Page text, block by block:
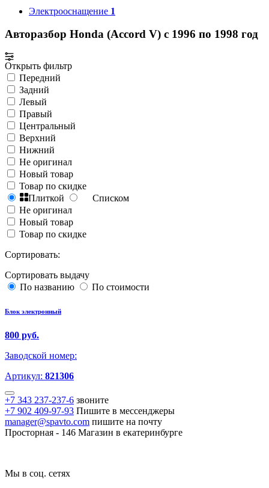
Электрооснащение 1
Авторазбор Honda (Accord V) с 1996 по 1998 год
Открыть фильтр
Передний
Задний
Левый
Правый
Центральный
Верхний
Нижний
Не оригинал
Новый товар
Товар по скидке
Плиткой
Списком
Не оригинал
Новый товар
Товар по скидке
Сортировать:
Сортировать выдачу
По названию
По стоимости
Блок электронный
800 руб.
Заводской номер:
Артикул: 821306
+7 343 237-237-6 звоните
+7 902 409-97-93 Пишите в мессенджеры
manager@spavto.com пишите на почту
Просторная - 146 Магазин в екатеринбурге
Мы в соц. сетях